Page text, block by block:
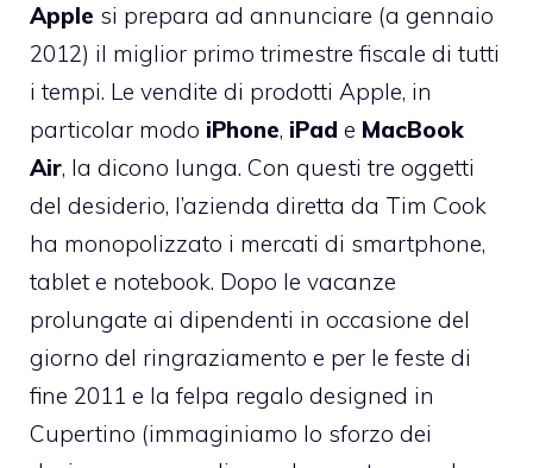
Apple si prepara ad annunciare (a gennaio
2012) il miglior primo trimestre fiscale di tutti
i tempi. Le vendite di prodotti Apple, in
particolar modo iPhone, iPad e MacBook
Air, la dicono lunga. Con questi tre oggetti
del desiderio, l’azienda diretta da Tim Cook
ha monopolizzato i mercati di smartphone,
tablet e notebook. Dopo le vacanze
prolungate ai dipendenti in occasione del
giorno del ringraziamento e per le feste di
fine 2011 e la felpa regalo designed in
Cupertino (immaginiamo lo sforzo dei